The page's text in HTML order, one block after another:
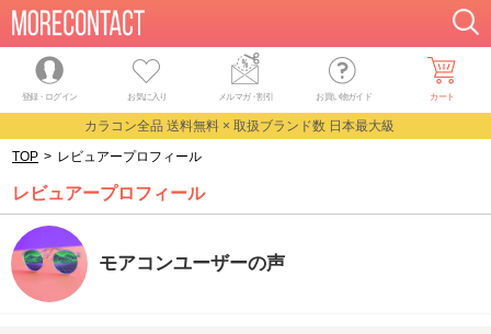
登録・ログイン お気に入り メルマガ・割引 お買い物ガイド カート
カラコン全品 送料無料 × 取扱ブランド数 日本最大級
TOP > レビュアープロフィール
レビュアープロフィール
モアコンユーザーの声